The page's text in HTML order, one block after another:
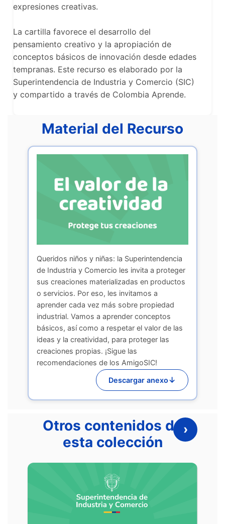
expresiones creativas.
La cartilla favorece el desarrollo del
pensamiento creativo y la apropiación de
conceptos básicos de innovación desde edades
tempranas. Este recurso es elaborado por la
Superintendencia de Industria y Comercio (SIC)
y compartido a través de Colombia Aprende.
Material del Recurso
Queridos niños y niñas: la Superintendencia
de Industria y Comercio les invita a proteger
sus creaciones materializadas en productos
o servicios. Por eso, les invitamos a
aprender cada vez más sobre propiedad
industrial. Vamos a aprender conceptos
básicos, así como a respetar el valor de las
ideas y la creatividad, para proteger las
creaciones propias. ¡Sigue las
recomendaciones de los AmigoSIC!
Descargar anexo↓
Otros contenidos de
esta colección
›